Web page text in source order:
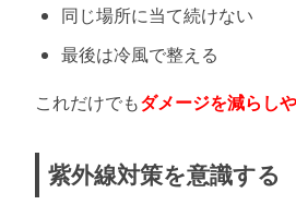
同じ場所に当て続けない
最後は冷風で整える
これだけでもダメージを減らし
紫外線対策を意識する